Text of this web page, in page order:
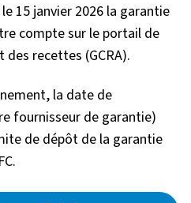
15 janvier 2026 la garantie
compte sur le portail de
recettes (GCRA).
la date de
fournisseur de garantie)
de dépôt de la garantie